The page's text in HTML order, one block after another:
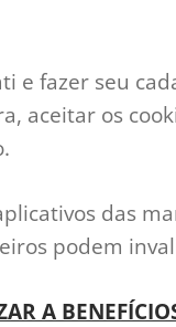
e fazer seu
aceitar os
das
podem
A